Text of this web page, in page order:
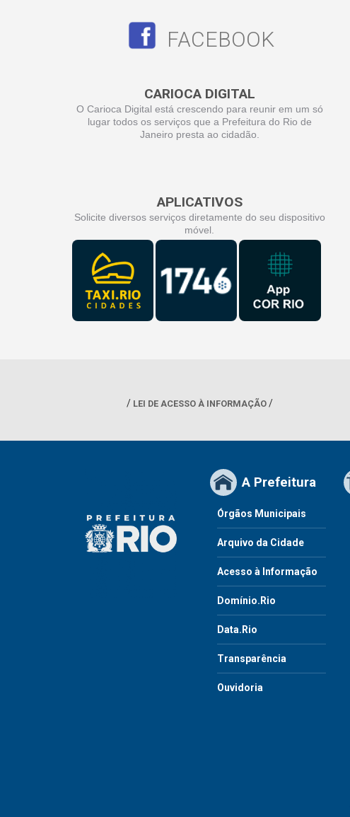
FACEBOOK
CARIOCA DIGITAL
O Carioca Digital está crescendo para reunir em um só
lugar todos os serviços que a Prefeitura do Rio de
Janeiro presta ao cidadão.
APLICATIVOS
Solicite diversos serviços diretamente do seu dispositivo
móvel.
LEI DE ACESSO À INFORMAÇÃO
A Prefeitura
Órgãos Municipais
Arquivo da Cidade
Acesso à Informação
Domínio.Rio
Data.Rio
Transparência
Ouvidoria